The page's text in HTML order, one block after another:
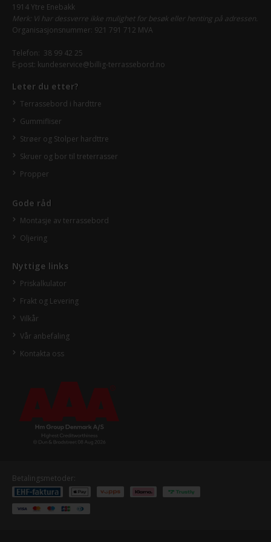
1914 Ytre Enebakk
Merk: Vi har dessverre ikke mulighet for besøk eller henting på adressen.
Organisasjonsnummer: 921 791 712 MVA
Telefon: 38 99 42 25
E-post: kundeservice@billig-terrassebord.no
Leter du etter?
Terrassebord i hardttre
Gummifliser
Strøer og Stolper hardttre
Skruer og bor til treterrasser
Propper
Gode råd
Montasje av terrassebord
Oljering
Nyttige links
Priskalkulator
Frakt og Levering
Vilkår
Vår anbefaling
Kontakta oss
Betalingsmetoder: